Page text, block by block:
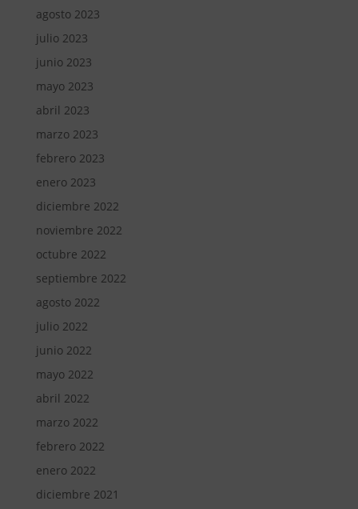
agosto 2023
julio 2023
junio 2023
mayo 2023
abril 2023
marzo 2023
febrero 2023
enero 2023
diciembre 2022
noviembre 2022
octubre 2022
septiembre 2022
agosto 2022
julio 2022
junio 2022
mayo 2022
abril 2022
marzo 2022
febrero 2022
enero 2022
diciembre 2021